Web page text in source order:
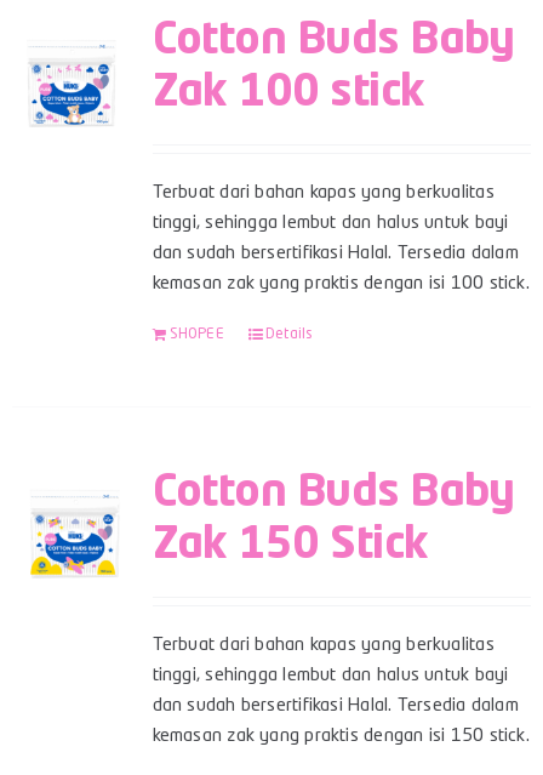
Cotton Buds Baby
Zak 100 stick
Terbuat dari bahan kapas yang berkualitas
tinggi, sehingga lembut dan halus untuk bayi
dan sudah bersertifikasi Halal. Tersedia dalam
kemasan zak yang praktis dengan isi 100 stick.
SHOPEE Details
Cotton Buds Baby
Zak 150 Stick
Terbuat dari bahan kapas yang berkualitas
tinggi, sehingga lembut dan halus untuk bayi
dan sudah bersertifikasi Halal. Tersedia dalam
kemasan zak yang praktis dengan isi 150 stick.